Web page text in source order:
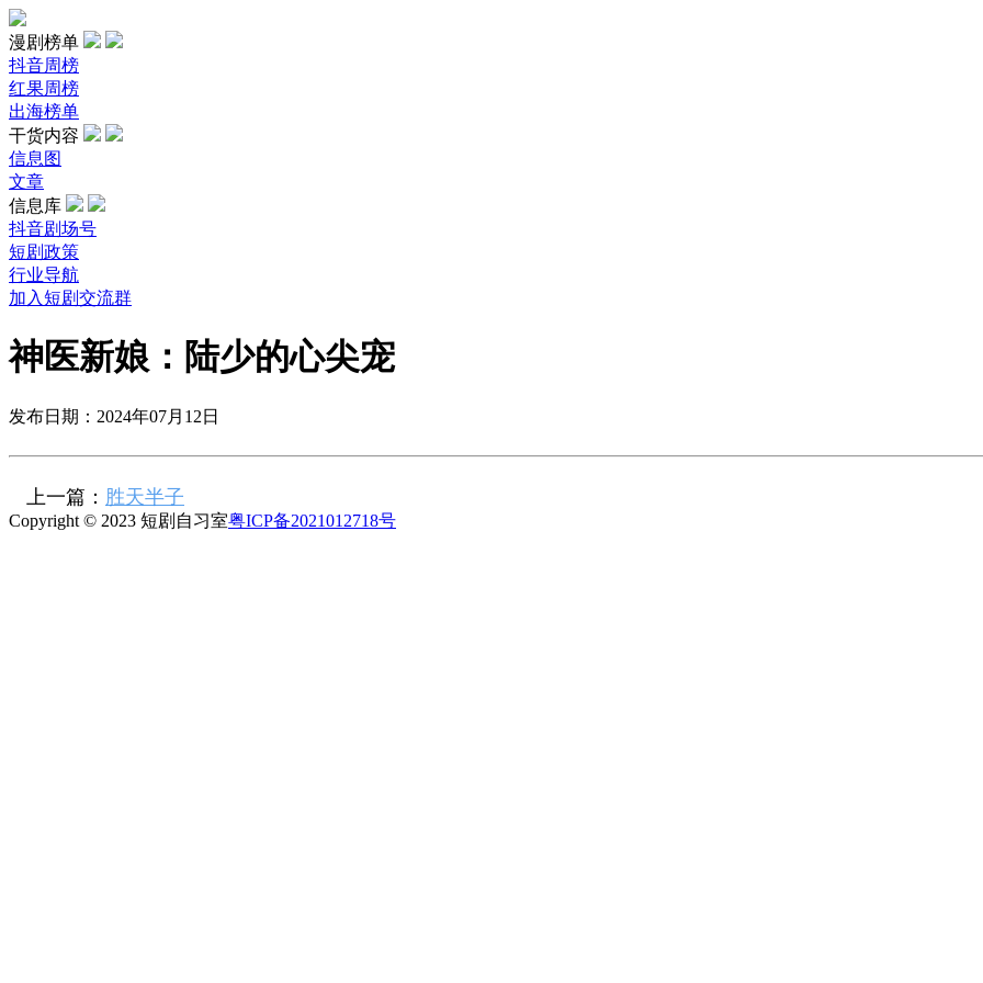
漫剧榜单
抖音周榜
红果周榜
出海榜单
干货内容
信息图
文章
信息库
抖音剧场号
短剧政策
行业导航
加入短剧交流群
神医新娘：陆少的心尖宠
发布日期：2024年07月12日
上一篇： 胜天半子
Copyright © 2023 短剧自习室粤ICP备2021012718号